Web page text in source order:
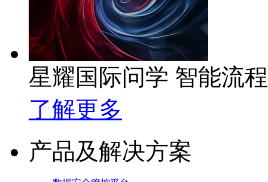
星耀国际问学 智能流
了解更多
产品及解决方案